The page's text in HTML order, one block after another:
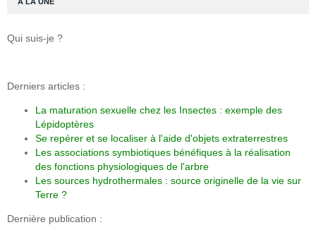
Qui suis-je ?
Derniers articles :
La maturation sexuelle chez les Insectes : exemple des
Lépidoptères
Se repérer et se localiser à l'aide d'objets extraterrestres
Les associations symbiotiques bénéfiques à la réalisation
des fonctions physiologiques de l'arbre
Les sources hydrothermales : source originelle de la vie sur
Terre ?
Dernière publication :